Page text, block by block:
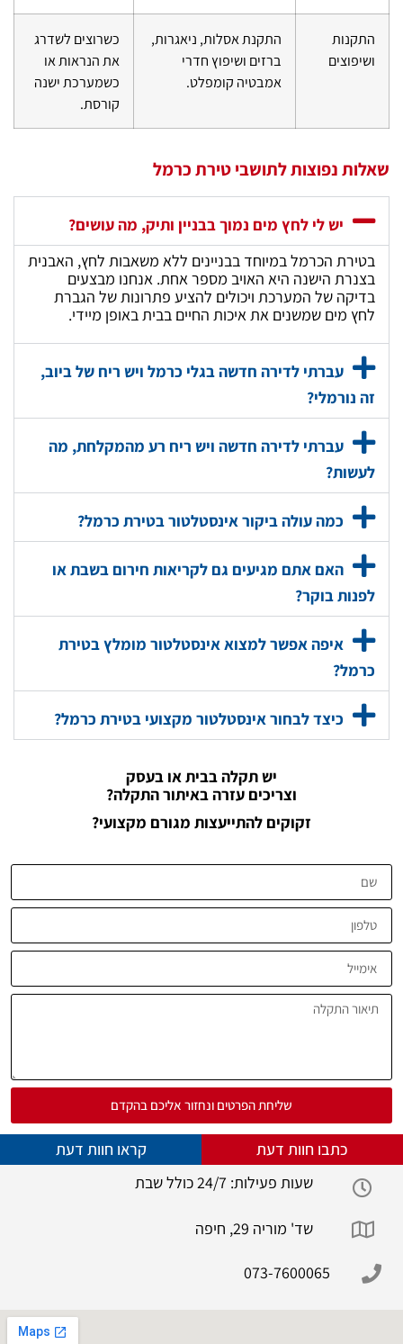
התקנות
ושיפוצים
התקנת אסלות, ניאגרות,
ברזים ושיפוץ חדרי
אמבטיה קומפלט.
כשרוצים לשדרג
את הנראות או
כשמערכת ישנה
קורסת.
שאלות נפוצות לתושבי טירת כרמל
יש לי לחץ מים נמוך בבניין ותיק, מה עושים?
בטירת הכרמל במיוחד בבניינים ללא משאבות לחץ, האבנית
בצנרת הישנה היא האויב מספר אחת. אנחנו מבצעים
בדיקה של המערכת ויכולים להציע פתרונות של הגברת
לחץ מים שמשנים את איכות החיים בבית באופן מיידי.
עברתי לדירה חדשה בגלי כרמל ויש ריח של ביוב,
זה נורמלי?
עברתי לדירה חדשה ויש ריח רע מהמקלחת, מה
לעשות?
כמה עולה ביקור אינסטלטור בטירת כרמל?
האם אתם מגיעים גם לקריאות חירום בשבת או
לפנות בוקר?
איפה אפשר למצוא אינסטלטור מומלץ בטירת
כרמל?
כיצד לבחור אינסטלטור מקצועי בטירת כרמל?
יש תקלה בבית או בעסק
וצריכים עזרה באיתור התקלה?
זקוקים להתייעצות מגורם מקצועי?
שליחת הפרטים ונחזור אליכם בהקדם
כתבו חוות דעת
קראו חוות דעת
שעות פעילות: 24/7 כולל שבת
שד' מוריה 29, חיפה
073-7600065